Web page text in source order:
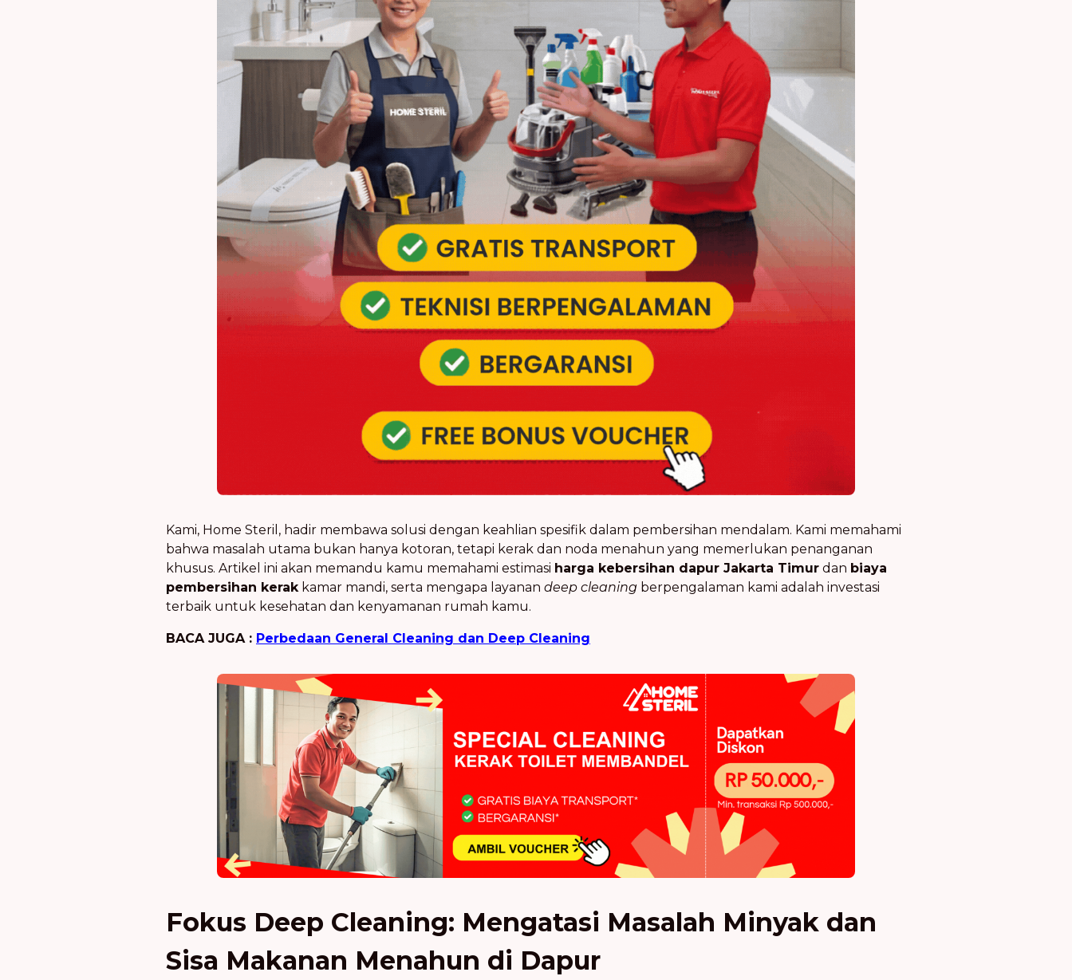
Kami, Home Steril, hadir membawa solusi dengan keahlian spesifik dalam pembersihan mendalam. Kami memahami
bahwa masalah utama bukan hanya kotoran, tetapi kerak dan noda menahun yang memerlukan penanganan
khusus. Artikel ini akan memandu kamu memahami estimasi harga kebersihan dapur Jakarta Timur dan biaya
pembersihan kerakkamar mandi, serta mengapa layanan deep cleaning berpengalaman kami adalah investasi
terbaik untuk kesehatan dan kenyamanan rumah kamu.
BACA JUGA : Perbedaan General Cleaning dan Deep Cleaning
Fokus Deep Cleaning: Mengatasi Masalah Minyak dan
Sisa Makanan Menahun di Dapur